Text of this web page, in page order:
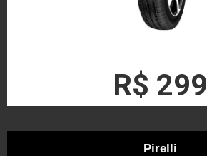
R$ 299
Pirelli